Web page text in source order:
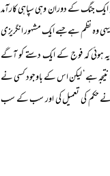
جنگ کے دوران وہی سپاہی کارآمد
وہ نظم ہے جسے ایک مشہور انگریزی
ہوئی کہ فوج کے ایک دستے کو آگے
نتیجہ ہے‘ لیکن اس کے باوجود کسی نے
نے حکم کی تعمیل کی اور سب کے سب